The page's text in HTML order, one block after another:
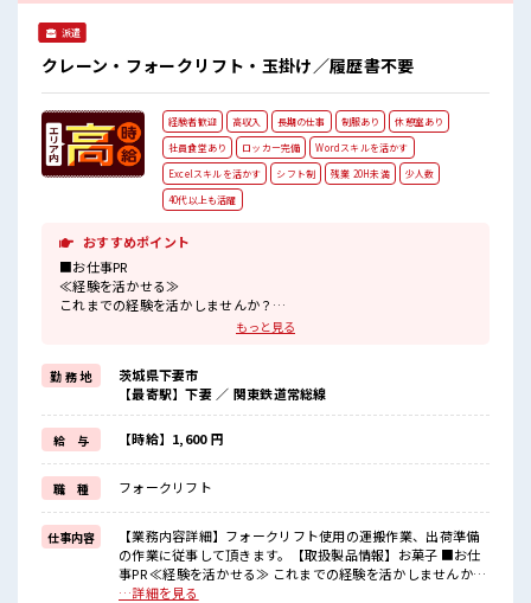
派遣
クレーン・フォークリフト・玉掛け／履歴書不要
経験者歓迎 高収入 長期の仕事 制服あり
休憩室あり
社員食堂あり
ロッカー完備
Wordスキルを活かす
Excelスキルを活かす
シフト制 残業 20H未満
少人数
40代以上も活躍
おすすめポイント
■お仕事PR
≪経験を活かせる≫
これまでの経験を活かしませんか？
≪1日1時間程の残業で収入アップ≫
残業は月20時間未満で、
ほどよく稼げます♪
≪ラクラク制服アリ≫
制服があるので、
毎日の服装の悩み解消♪
≪収入アップを目指せる≫
高時給だらけの派遣のお仕事です！
■職場の雰囲気
“コジンマリ”が好きな方にもお勧め！！
少人数の職場です♪
休憩室で楽しくおしゃべり！
もっと見る
勤 務 地
茨城県下妻市
【最寄駅】下妻 ／ 関東鉄道常総線
給 与 【時給】1,600 円
職 種 フォークリフト
仕事内容
【業務内容詳細】フォークリフト使用の運搬作業、出荷準備
の作業に従事して頂きます。【取扱製品情報】お菓子 ■お仕
事PR ≪経験を活かせる≫ これまでの経験を活かしませんか？
ブランクがあっても大丈夫♪ 経験はちょっとだけ…という方
…詳細を見る